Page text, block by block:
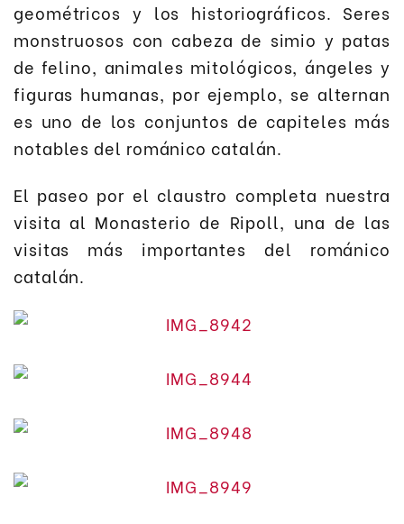
geométricos y los historiográficos. Seres
monstruosos con cabeza de simio y patas
de felino, animales mitológicos, ángeles y
figuras humanas, por ejemplo, se alternan
es uno de los conjuntos de capiteles más
notables del románico catalán.
El paseo por el claustro completa nuestra
visita al Monasterio de Ripoll, una de las
visitas más importantes del románico
catalán.